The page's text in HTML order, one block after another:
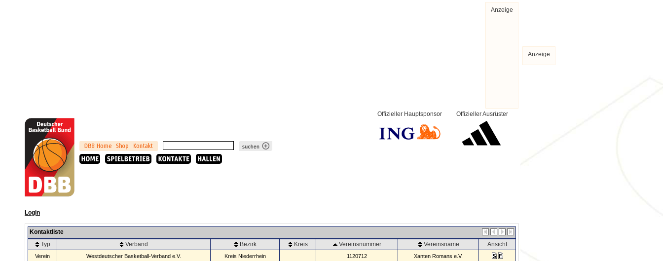
Anzeige
Offizieller Ausrüster
Offizieller Hauptsponsor
Login
Kontaktliste
Typ
Verband Bezirk Kreis Vereinsnummer Vereinsname Ansicht
Verein Westdeutscher Basketball-Verband e.V. Kreis Niederrhein 1120712 Xanten Romans e.V.
Anzeige